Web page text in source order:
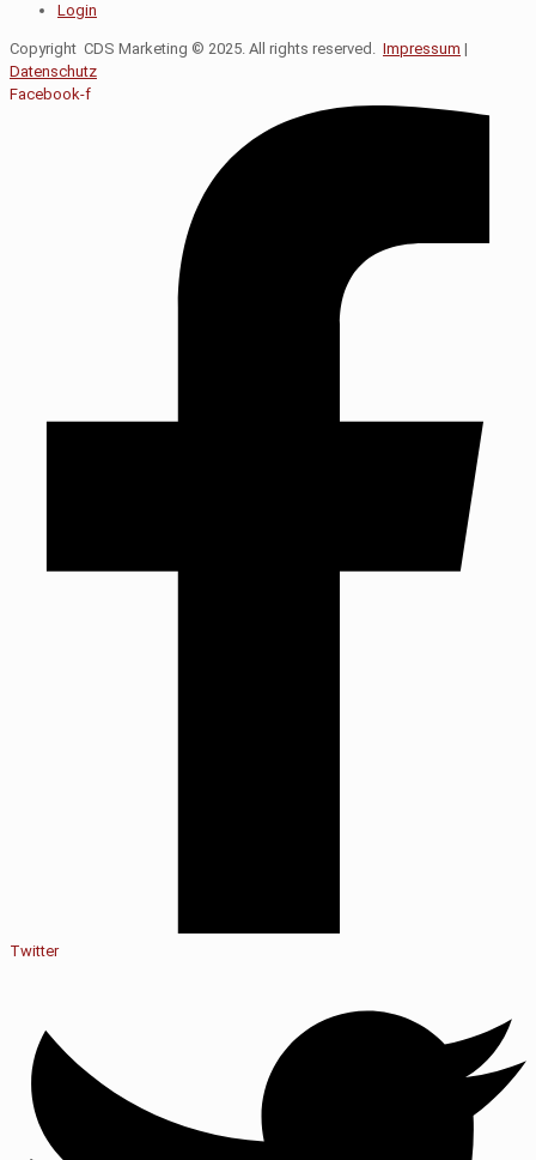
Login
Copyright CDS Marketing © 2025. All rights reserved. Impressum |
Datenschutz
Facebook-f
Twitter